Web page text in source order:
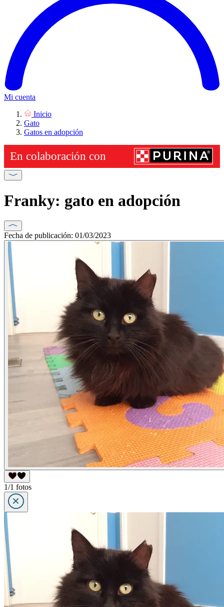
Mi cuenta
Inicio
Gato
Gatos en adopción
Franky: gato en adopción
Fecha de publicación: 01/03/2023
1/1 fotos